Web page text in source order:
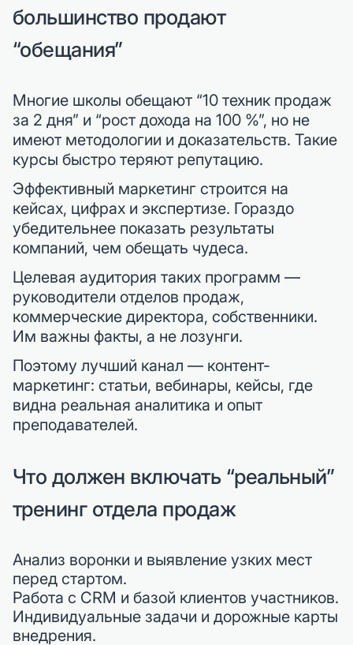
большинство продают
“обещания”
Многие школы обещают “10 техник продаж
за 2 дня” и “рост дохода на 100 %”, но не
имеют методологии и доказательств. Такие
курсы быстро теряют репутацию.
Эффективный маркетинг строится на
кейсах, цифрах и экспертизе. Гораздо
убедительнее показать результаты
компаний, чем обещать чудеса.
Целевая аудитория таких программ —
руководители отделов продаж,
коммерческие директора, собственники.
Им важны факты, а не лозунги.
Поэтому лучший канал — контент-
маркетинг: статьи, вебинары, кейсы, где
видна реальная аналитика и опыт
преподавателей.
Что должен включать “реальный”
тренинг отдела продаж
Анализ воронки и выявление узких мест
перед стартом.
Работа с CRM и базой клиентов участников.
Индивидуальные задачи и дорожные карты
внедрения.